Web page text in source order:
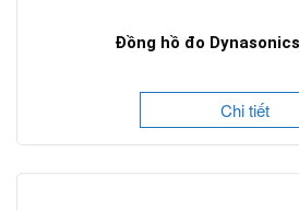
Đồng hồ đo
Chi tiết